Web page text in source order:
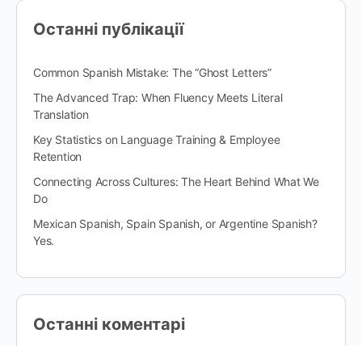
Останні публікації
Common Spanish Mistake: The “Ghost Letters”
The Advanced Trap: When Fluency Meets Literal
Translation
Key Statistics on Language Training & Employee
Retention
Connecting Across Cultures: The Heart Behind What We
Do
Mexican Spanish, Spain Spanish, or Argentine Spanish?
Yes.
Останні коментарі